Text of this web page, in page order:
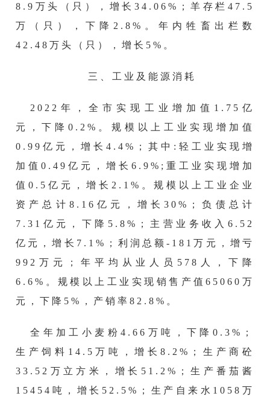
8.9 万头（只），增长 34.06%；羊存栏 47.5
万（只），下降 2.8%。年内牲畜出栏数
42.48万头（只），增长 5%。
三、工业及能源消耗
202 2 年，全市实现工业增加值 1. 75 亿
元，下降 0.2% 。规模以上工业实现增加值
0.99 亿元，增长4.4%；其中:轻工业实现增
加值0.49 亿元，增长 6.9 %;重工业实现增加
值0.5亿元，增长 2.1 %。规模以上工业企业
资产总计 8.16 亿元，增长30%；负债总计
7.31 亿元，下降 5.8 %；主营业务收入 6.52
亿元，增长 7.1 %；利润总额-181万元，增亏
992 万元；年平均从业人员 578
人，下降
6.6%。规模以上工业实现销售产值65060 万
元，下降 5%，产销率82.8%。
全年加工小麦粉4.66 万吨，下降 0.3 %；
生产饲料14. 5 万吨，增长8.2%；生产商砼
33.52 万立方米，增长 51.2 %；生产番茄酱
15454 吨，增长 52.5 %；生产自来水 1058 万